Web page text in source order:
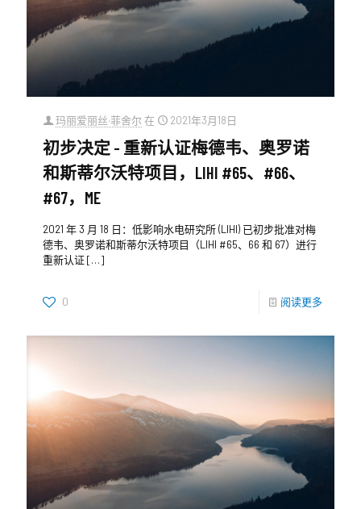
玛丽爱丽丝·菲舍尔 在 2021年3月18日
初步决定 - 重新认证梅德韦、奥罗诺
和斯蒂尔沃特项目，LIHI #65、#66、
#67，ME
2021 年 3 月 18 日：低影响水电研究所 (LIHI) 已初步批准对梅
德韦、奥罗诺和斯蒂尔沃特项目（LIHI #65、66 和 67）进行
重新认证[…]
0 阅读更多